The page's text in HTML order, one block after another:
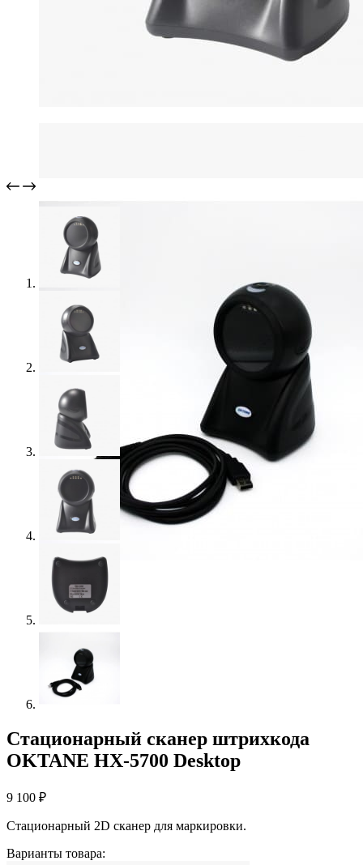
Стационарный сканер штрихкода
OKTANE HX-5700 Desktop
9 100 ₽
Стационарный 2D сканер для маркировки.
Варианты товара: